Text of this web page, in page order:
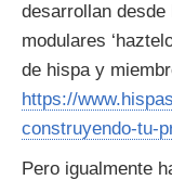
desarrollan
modulares
de hispa y
https://
construyendo-tu-
Pero igualmente